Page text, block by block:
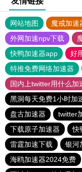
网站地图 魔戒加速
外网加速npv下载
快鸭加速器app
好
特推免费网络加速器
国内上twitter用什么加
黑洞每天免费1小时加
盘古加速器
twitter
下载原子加速器
快
雷霆加速下载
银河
海鸥加速器2024免费